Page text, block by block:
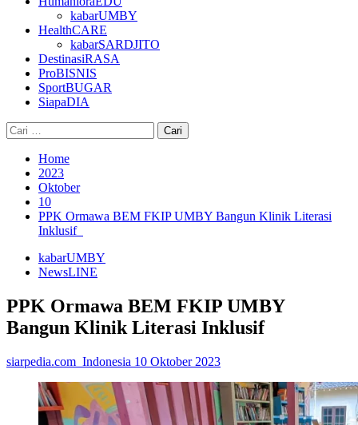
kabarUMBY
HealthCARE
kabarSARDJITO
DestinasiRASA
ProBISNIS
SportBUGAR
SiapaDIA
Cari
untuk:
Home
2023
Oktober
10
PPK Ormawa BEM FKIP UMBY Bangun Klinik Literasi
Inklusif
kabarUMBY
NewsLINE
PPK Ormawa BEM FKIP UMBY
Bangun Klinik Literasi Inklusif
siarpedia.com_Indonesia 10 Oktober 2023